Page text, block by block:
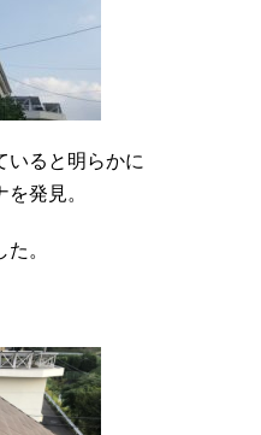
いると明らかに
発見。
。